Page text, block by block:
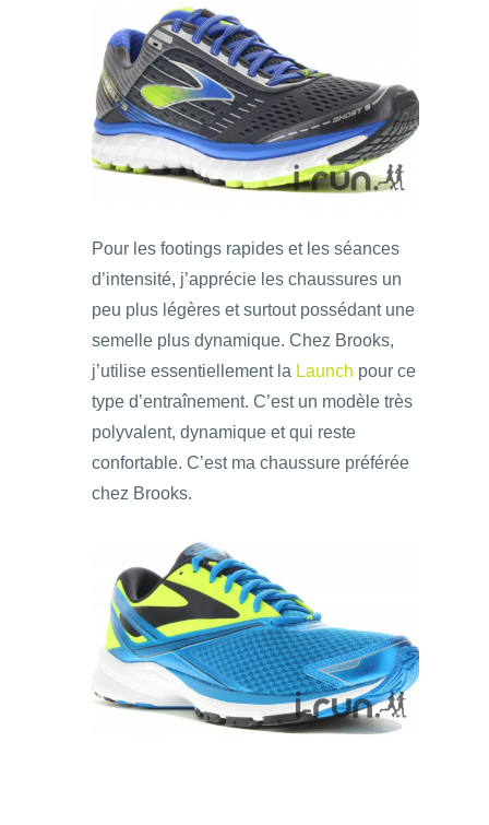
Pour les footings rapides et les séances
d’intensité, j’apprécie les chaussures un
peu plus légères et surtout possédant une
semelle plus dynamique. Chez Brooks,
j’utilise essentiellement la Launch pour ce
type d’entraînement. C’est un modèle très
polyvalent, dynamique et qui reste
confortable. C’est ma chaussure préférée
chez Brooks.